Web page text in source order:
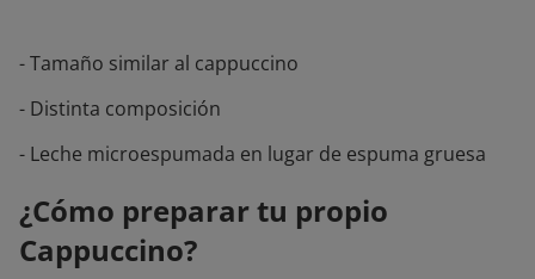
- Tamaño similar al cappuccino
- Distinta composición
- Leche microespumada en lugar de espuma gruesa
¿Cómo preparar tu propio
Cappuccino?